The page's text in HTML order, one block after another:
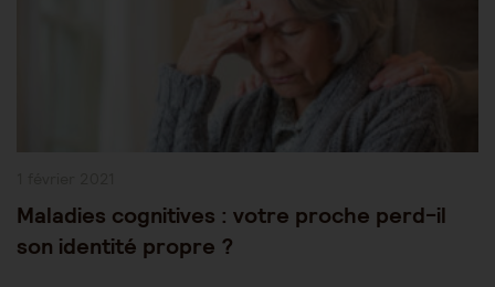
Maladies cognitives : votre proche perd-il
son identité propre ?